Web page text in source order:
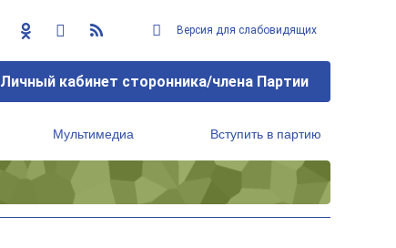
Версия для слабовидящих
Личный кабинет сторонника/члена Партии
Мультимедиа Вступить в партию